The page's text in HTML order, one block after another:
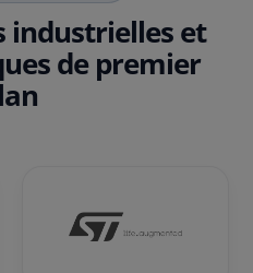
industrielles et
de premier